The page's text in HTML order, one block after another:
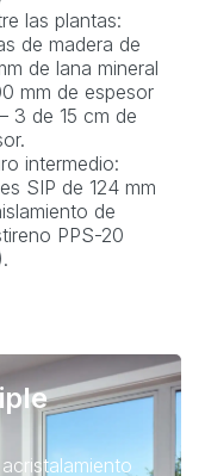
las plantas:
de madera de
de lana mineral
mm de espesor
3 de 15 cm de
intermedio:
SIP de 124 mm
de
PPS-20